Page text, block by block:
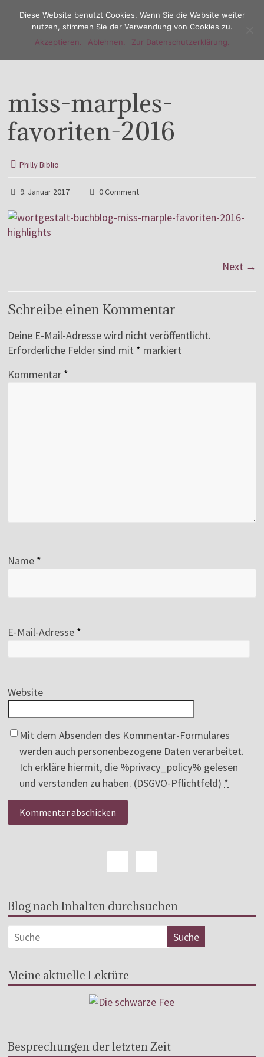
Menu
miss-marples-
favoriten-2016
Philly Biblio
9. Januar 2017 0 Comment
Next →
Schreibe einen Kommentar
Deine E-Mail-Adresse wird nicht veröffentlicht.
Erforderliche Felder sind mit * markiert
Kommentar *
Name *
E-Mail-Adresse *
Website
Mit dem Absenden des Kommentar-Formulares
werden auch personenbezogene Daten verarbeitet.
Ich erkläre hiermit, die %privacy_policy% gelesen
und verstanden zu haben. (DSGVO-Pflichtfeld) *
Blog nach Inhalten durchsuchen
Meine aktuelle Lektüre
Besprechungen der letzten Zeit
Diese Website benutzt Cookies. Wenn Sie die Website weiter
nutzen, stimmen Sie der Verwendung von Cookies zu.
Akzeptieren.
Ablehnen. Zur Datenschutzerklärung.